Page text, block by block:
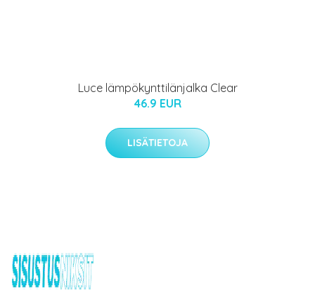
Luce lämpökynttilänjalka Clear
46.9 EUR
LISÄTIETOJA